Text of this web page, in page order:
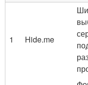
1 Hide.me